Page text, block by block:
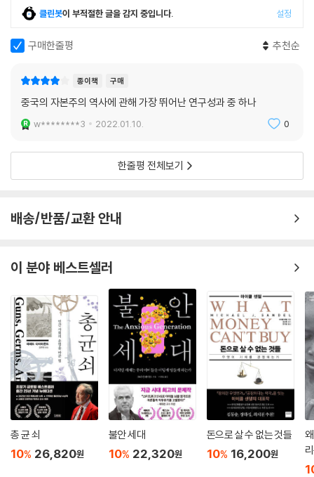
중국이 중국 내부의 거대한 빈곤 인구의 소득 수준을 끌어올려 산업화된
전시키고 있다는 관념이다. 또한 중국은 선진국들을 따라잡으려는 개발도
념은 일반적으로는 서구, 특정하게는 미국에 의해 좌우되는 정치적 지배에
중국이 도전하고 있고 심지어는 대체하고 있다는 것이다. 네 번째는 주로
가장 강력한 성장 동력이 되어 세계 경제를 구원할 것이라는 관념이다.
임박한 쇠퇴를 세세히 검토하여 좀 더 종합적이고 포괄적인 방식으로 중국
의 자본주의적 발전의 전망을 평가할 수 있는 시야를 제공한다. 저자가 보
향력과 중국 호황의 지속가능성을 과대평가하고 있다. 저자는 이 네 가지
며, 미국, 일본, 독일과 같은 기타 자본주의 강대국들과 다르지 않다는 것
중국의 호황은 그 자신이 만들어낸 불균형의
무게 속에서 조만간 끝장이 날 운명
중국의 호황은 상품과 자본의 초국적 유통의 고삐 풀린 확장에 기반한 신
자유주의적 세계 질서에 의존해왔으며, 비록 중국이 이러한 배치 속에서
세력 균형의 변화를 모색해오긴 했지만, 중국의 기득권자들은 현상 유지에
힘써왔다. 더욱이 중국 자신의 불균형 발전의 경로는 세계 금융 위기로 이
어진 지구적 경제 불균형의 해법이라기보다는 핵심 원인이었다. 다른 자본
주의 강대국들의 호황과 마찬가지로 중국의 호황도 특정한 역사적 과정과
클린봇이 부적절한 글을 감지 중입니다. 설정
구매한줄평 추천순
종이책 구매
중국의 자본주의 역사에 관해 가장 뛰어난 연구성과 중 하나
w********3 2022.01.10. 0
한줄평 전체보기
배송/반품/교환 안내
이 분야 베스트셀러
총 균 쇠
10% 26,820원
불안 세대
10% 22,320원
돈으로 살 수 없는 것들
10% 16,200원